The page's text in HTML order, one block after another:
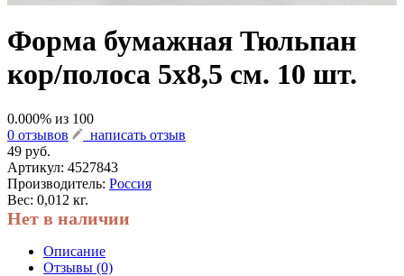
Форма бумажная Тюльпан
кор/полоса 5х8,5 см. 10 шт.
0.000% из 100
0 отзывов
написать отзыв
49 руб.
Артикул: 4527843
Производитель: Россия
Вес: 0,012 кг.
Нет в наличии
Описание
Отзывы (0)